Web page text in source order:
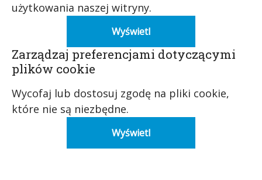
użytkowania naszej witryny.
Wyświetl
Zarządzaj preferencjami dotyczącymi
plików cookie
Wycofaj lub dostosuj zgodę na pliki cookie,
które nie są niezbędne.
Wyświetl